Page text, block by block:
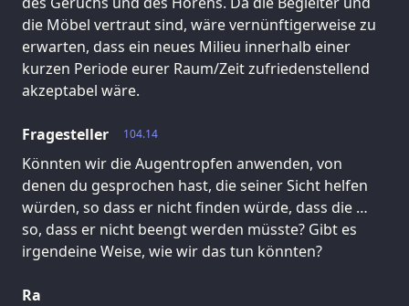
die Möbel vertraut sind, wäre vernünftigerweise zu
erwarten, dass ein neues Milieu innerhalb einer
kurzen Periode eurer Raum/Zeit zufriedenstellend
akzeptabel wäre.
104.14
Fragesteller
Könnten wir die Augentropfen anwenden, von
denen du gesprochen hast, die seiner Sicht helfen
würden, so dass er nicht finden würde, dass die …
so, dass er nicht beengt werden müsste? Gibt es
irgendeine Weise, wie wir das tun könnten?
Ra